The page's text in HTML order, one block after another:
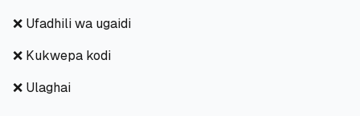
❌ Ufadhili wa ugaidi
❌ Kukwepa kodi
❌ Ulaghai